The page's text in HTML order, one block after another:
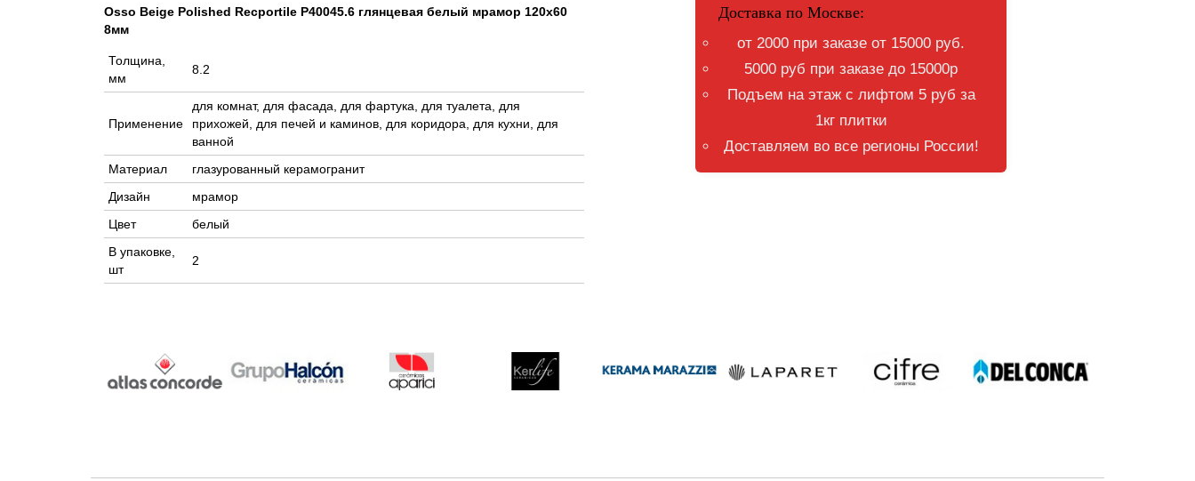
Osso Beige Polished Recportile P40045.6 глянцевая белый мрамор 120x60
8мм
Толщина,
мм
8.2
Применение
для комнат, для фасада, для фартука, для туалета, для
прихожей, для печей и каминов, для коридора, для кухни, для
ванной
Материал
глазурованный керамогранит
Дизайн
мрамор
Цвет
белый
В упаковке,
шт
2
Доставка по Москве:
от 2000 при заказе от 15000 руб.
5000 руб при заказе до 15000р
Подъем на этаж с лифтом 5 руб за
1кг плитки
Доставляем во все регионы России!